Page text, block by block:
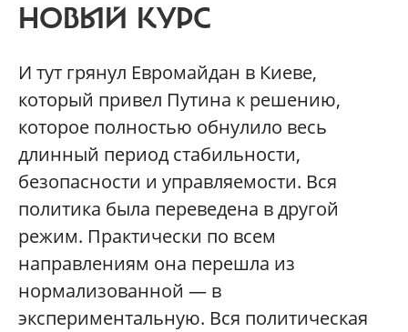
НОВЫЙ КУРС
И тут грянул Евромайдан в Киеве,
который привел Путина к решению,
которое полностью обнулило весь
длинный период стабильности,
безопасности и управляемости. Вся
политика была переведена в другой
режим. Практически по всем
направлениям она перешла из
нормализованной — в
экспериментальную. Вся политическая